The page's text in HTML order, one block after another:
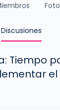
Discusiones
Tiempo